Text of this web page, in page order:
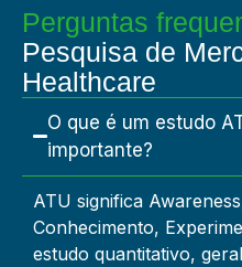
Perguntas
Pesquisa de
Healthcare
O que é um estudo
importante?
ATU significa
Conhecimento,
estudo quantitativo,